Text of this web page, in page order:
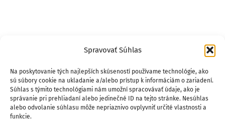
Spravovať Súhlas
Na poskytovanie tých najlepších skúseností používame technológie, ako
sú súbory cookie na ukladanie a/alebo prístup k informáciám o zariadení.
Súhlas s týmito technológiami nám umožní spracovávať údaje, ako je
správanie pri prehliadaní alebo jedinečné ID na tejto stránke. Nesúhlas
alebo odvolanie súhlasu môže nepriaznivo ovplyvniť určité vlastnosti a
funkcie.